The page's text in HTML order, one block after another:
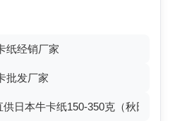
纸经销厂家
批发厂家
日本牛卡纸150-350克（秋田、大